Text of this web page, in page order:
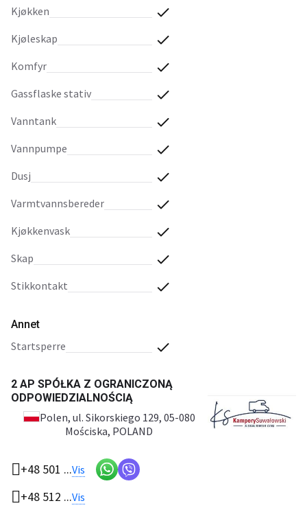
kjøkken
kjøleskap
komfyr
gassflaske stativ
vanntank
vannpumpe
dusj
varmtvannsbereder
kjøkkenvask
skap
stikkontakt
Annet
startsperre
2 AP SPÓŁKA Z OGRANICZONĄ
ODPOWIEDZIALNOŚCIĄ
Polen, ul. Sikorskiego 129, 05-080
Mościska, POLAND
+48 501 ...Vis
+48 512 ...Vis